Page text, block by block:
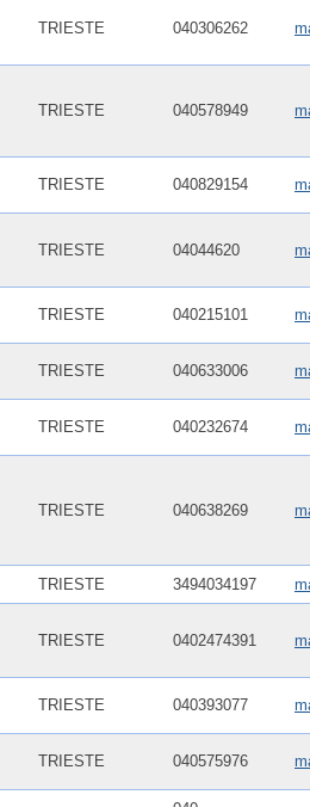
TRIESTE 040306262
TRIESTE 040578949
TRIESTE 040829154
TRIESTE 04044620
TRIESTE 040215101
TRIESTE 040633006
TRIESTE 040232674
TRIESTE 040638269
TRIESTE 3494034197
TRIESTE 0402474391
TRIESTE 040393077
TRIESTE 040575976